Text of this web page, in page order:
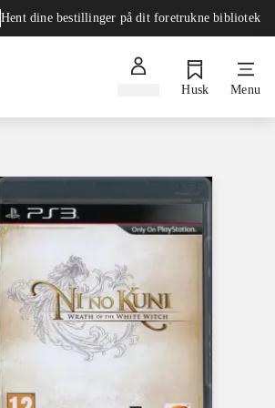
Hent dine bestillinger på dit foretrukne bibliotek
Husk Menu